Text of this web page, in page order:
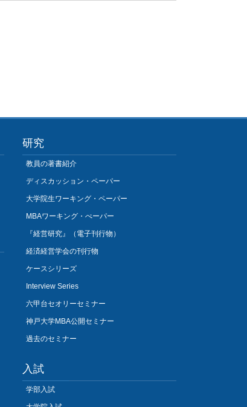
研究
教員の著書紹介
ディスカッション・ペーパー
大学院生ワーキング・ペーパー
MBAワーキング・ぺーパー
『経営研究』（電子刊行物）
経済経営学会の刊行物
ケースシリーズ
Interview Series
六甲台セオリーセミナー
神戸大学MBA公開セミナー
過去のセミナー
入試
学部入試